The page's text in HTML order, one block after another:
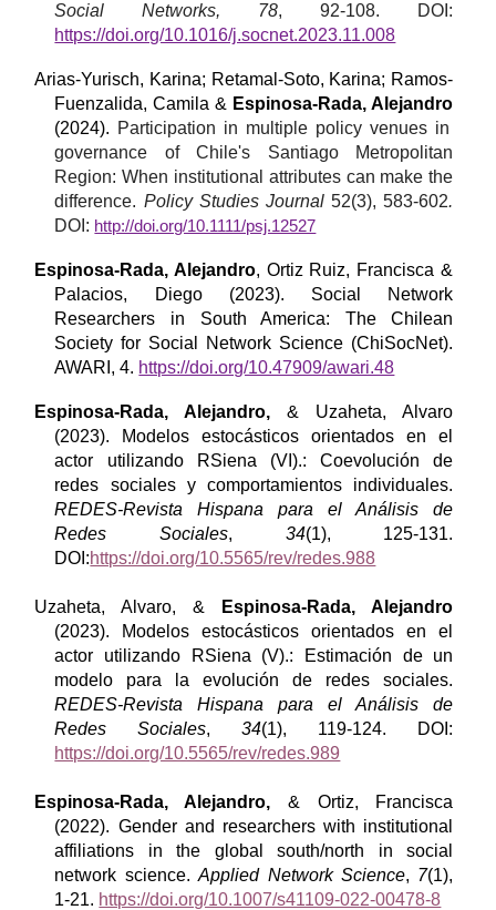
Social Networks, 78, 92-108. DOI:
https://doi.org/10.1016/j.socnet.2023.11.008
Arias-Yurisch, Karina; Retamal-Soto, Karina; Ramos-
Fuenzalida, Camila & Espinosa-Rada, Alejandro
(2024). Participation in multiple policy venues in
governance of Chile's Santiago Metropolitan
Region: When institutional attributes can make the
difference. Policy Studies Journal52(3), 583-602.
DOI: http://doi.org/10.1111/psj.12527
Espinosa-Rada, Alejandro, Ortiz Ruiz, Francisca &
Palacios, Diego (2023). Social Network
Researchers in South America: The Chilean
Society for Social Network Science (ChiSocNet).
AWARI, 4. https://doi.org/10.47909/awari.48
Espinosa-Rada, Alejandro, & Uzaheta, Alvaro
(2023). Modelos estocásticos orientados en el
actor utilizando RSiena (VI).: Coevolución de
redes sociales y comportamientos individuales.
REDES-Revista Hispana para el Análisis de
Redes Sociales, 34(1), 125-131.
DOI:https://doi.org/10.5565/rev/redes.988
Uzaheta, Alvaro, & Espinosa-Rada, Alejandro
(2023). Modelos estocásticos orientados en el
actor utilizando RSiena (V).: Estimación de un
modelo para la evolución de redes sociales.
REDES-Revista Hispana para el Análisis de
Redes Sociales,34(1), 119-124. DOI:
https://doi.org/10.5565/rev/redes.989
Espinosa-Rada, Alejandro, & Ortiz, Francisca
(2022). Gender and researchers with institutional
affiliations in the global south/north in social
network science.Applied Network Science, 7(1),
1-21. https://doi.org/10.1007/s41109-022-00478-8